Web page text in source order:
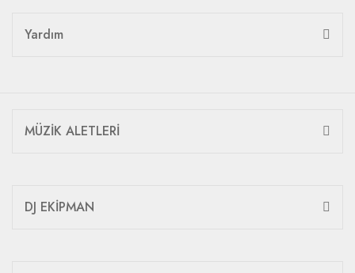
Yardım
MÜZİK ALETLERİ
DJ EKİPMAN